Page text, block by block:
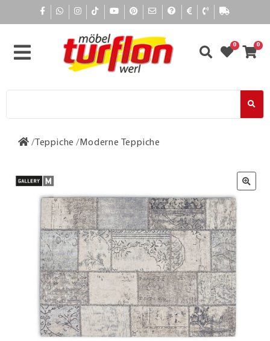
0 0
Teppiche Moderne Teppiche